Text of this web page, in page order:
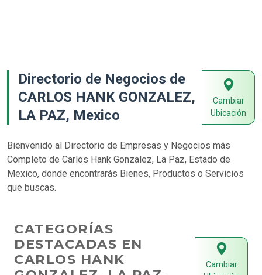
Directorio de Negocios de
CARLOS HANK GONZALEZ,
LA PAZ, Mexico
Cambiar
Ubicación
Bienvenido al Directorio de Empresas y Negocios más
Completo de Carlos Hank Gonzalez, La Paz, Estado de
Mexico, donde encontrarás Bienes, Productos o Servicios
que buscas.
CATEGORÍAS
DESTACADAS EN
CARLOS HANK
Cambiar